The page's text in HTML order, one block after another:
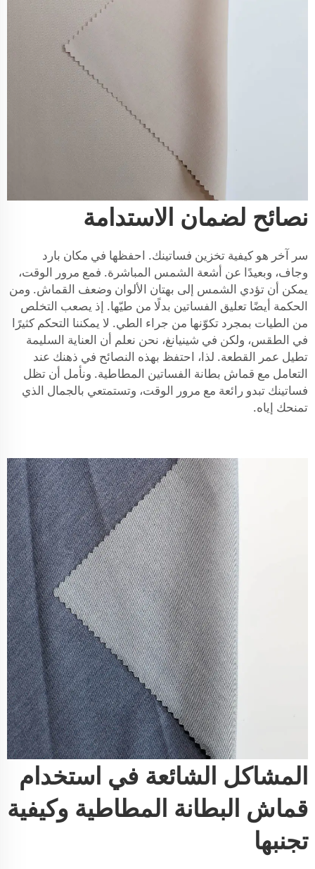
نصائح لضمان الاستدامة
سر آخر هو كيفية تخزين فساتينك. احفظها في مكان بارد
وجاف، وبعيدًا عن أشعة الشمس المباشرة. فمع مرور الوقت،
يمكن أن تؤدي الشمس إلى بهتان الألوان وضعف القماش. ومن
الحكمة أيضًا تعليق الفساتين بدلًا من طيّها. إذ يصعب التخلص
من الطيات بمجرد تكوّنها من جراء الطي. لا يمكننا التحكم كثيرًا
في الطقس، ولكن في شينيانغ، نحن نعلم أن العناية السليمة
تطيل عمر القطعة. لذا، احتفظ بهذه النصائح في ذهنك عند
التعامل مع قماش بطانة الفساتين المطاطية. ونأمل أن تظل
فساتينك تبدو رائعة مع مرور الوقت، وتستمتعي بالجمال الذي
تمنحك إياه.
المشاكل الشائعة في استخدام
قماش البطانة المطاطية وكيفية
تجنبها